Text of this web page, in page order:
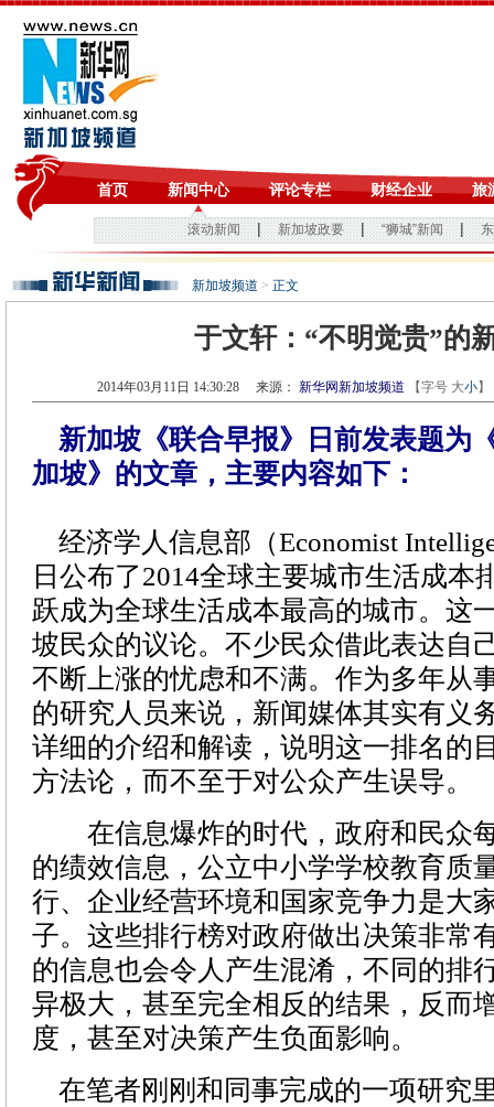
新加坡频道 > 正文
于文轩：“不明觉贵”的
2014年03月11日 14:30:28 来源： 新华网新加坡频道 【字号 大小
新加坡《联合早报》日前发表题为
加坡》的文章，主要内容如下：
经济学人信息部（Economist
日公布了2014全球主要城市生活成本
跃成为全球生活成本最高的城市。这
坡民众的议论。不少民众借此表达自
不断上涨的忧虑和不满。作为多年从
的研究人员来说，新闻媒体其实有义
详细的介绍和解读，说明这一排名的
方法论，而不至于对公众产生误导。
在信息爆炸的时代，政府和民众
的绩效信息，公立中小学学校教育质
行、企业经营环境和国家竞争力是大
子。这些排行榜对政府做出决策非常
的信息也会令人产生混淆，不同的排
异极大，甚至完全相反的结果，反而
度，甚至对决策产生负面影响。
在笔者刚刚和同事完成的一项研究